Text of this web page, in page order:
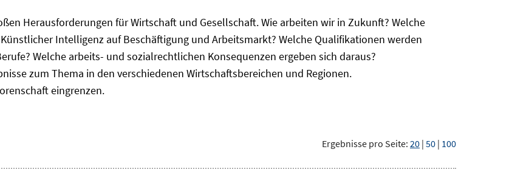
Herausforderungen für Wirtschaft und Gesellschaft. Wie arbeiten wir in Zukunft? Welche
Intelligenz auf Beschäftigung und Arbeitsmarkt? Welche Qualifikationen werden
Welche arbeits- und sozialrechtlichen Konsequenzen ergeben sich daraus?
zum Thema in den verschiedenen Wirtschaftsbereichen und Regionen.
eingrenzen.
Ergebnisse pro Seite: 20 | 50 | 100